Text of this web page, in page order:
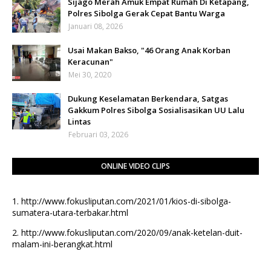
Polres Sibolga Gerak Cepat Bantu Warga
Januari 08, 2026
Usai Makan Bakso, "46 Orang Anak Korban
Keracunan"
Mei 30, 2020
Dukung Keselamatan Berkendara, Satgas
Gakkum Polres Sibolga Sosialisasikan UU Lalu
Lintas
Februari 03, 2026
ONLINE VIDEO CLIPS
1. http://www.fokusliputan.com/2021/01/kios-di-sibolga-
sumatera-utara-terbakar.html
2. http://www.fokusliputan.com/2020/09/anak-ketelan-duit-
malam-ini-berangkat.html